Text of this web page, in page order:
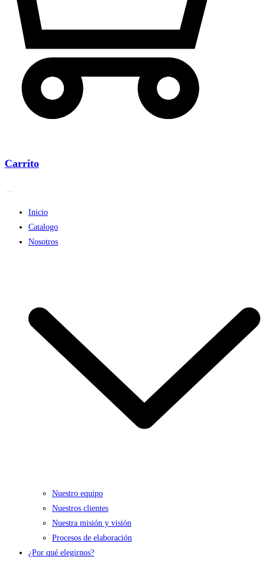
Carrito
Inicio
Catalogo
Nosotros
Nuestro equipo
Nuestros clientes
Nuestra misión y visión
Procesos de elaboración
¿Por qué elegirnos?